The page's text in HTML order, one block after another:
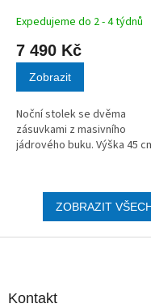
Expedujeme do 2 - 4 týdnů
7 490 Kč
Zobrazit
Noční stolek se dvěma
zásuvkami z masivního
jádrového buku. Výška 45
ZOBRAZIT
Kontakt